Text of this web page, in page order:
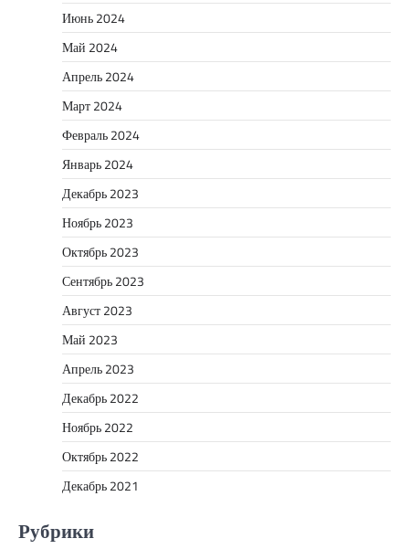
Июнь 2024
Май 2024
Апрель 2024
Март 2024
Февраль 2024
Январь 2024
Декабрь 2023
Ноябрь 2023
Октябрь 2023
Сентябрь 2023
Август 2023
Май 2023
Апрель 2023
Декабрь 2022
Ноябрь 2022
Октябрь 2022
Декабрь 2021
Рубрики